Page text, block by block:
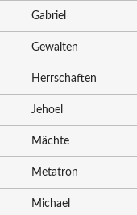
Gabriel
Gewalten
Herrschaften
Jehoel
Mächte
Metatron
Michael